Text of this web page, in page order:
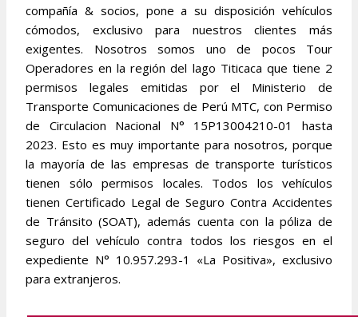
compañía & socios, pone a su disposición vehículos
cómodos, exclusivo para nuestros clientes más
exigentes. Nosotros somos uno de pocos Tour
Operadores en la región del lago Titicaca que tiene 2
permisos legales emitidas por el Ministerio de
Transporte Comunicaciones de Perú MTC, con Permiso
de Circulacion Nacional N° 15P13004210-01 hasta
2023. Esto es muy importante para nosotros, porque
la mayoría de las empresas de transporte turísticos
tienen sólo permisos locales. Todos los vehículos
tienen Certificado Legal de Seguro Contra Accidentes
de Tránsito (SOAT), además cuenta con la póliza de
seguro del vehículo contra todos los riesgos en el
expediente N° 10.957.293-1 «La Positiva», exclusivo
para extranjeros.